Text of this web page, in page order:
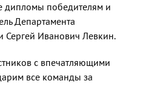
дипломы победителям и
Департамента
Сергей Иванович Левкин.
с впечатляющими
все команды за